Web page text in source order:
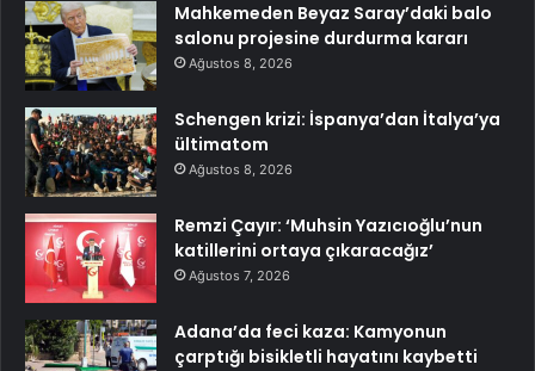
Mahkemeden Beyaz Saray’daki balo
salonu projesine durdurma kararı
Ağustos 8, 2026
Schengen krizi: İspanya’dan İtalya’ya
ültimatom
Ağustos 8, 2026
Remzi Çayır: ‘Muhsin Yazıcıoğlu’nun
katillerini ortaya çıkaracağız’
Ağustos 7, 2026
Adana’da feci kaza: Kamyonun
çarptığı bisikletli hayatını kaybetti